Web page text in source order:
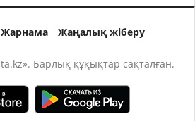
Жарнама Жаңалық жіберу
Барлық құқықтар сақталған.